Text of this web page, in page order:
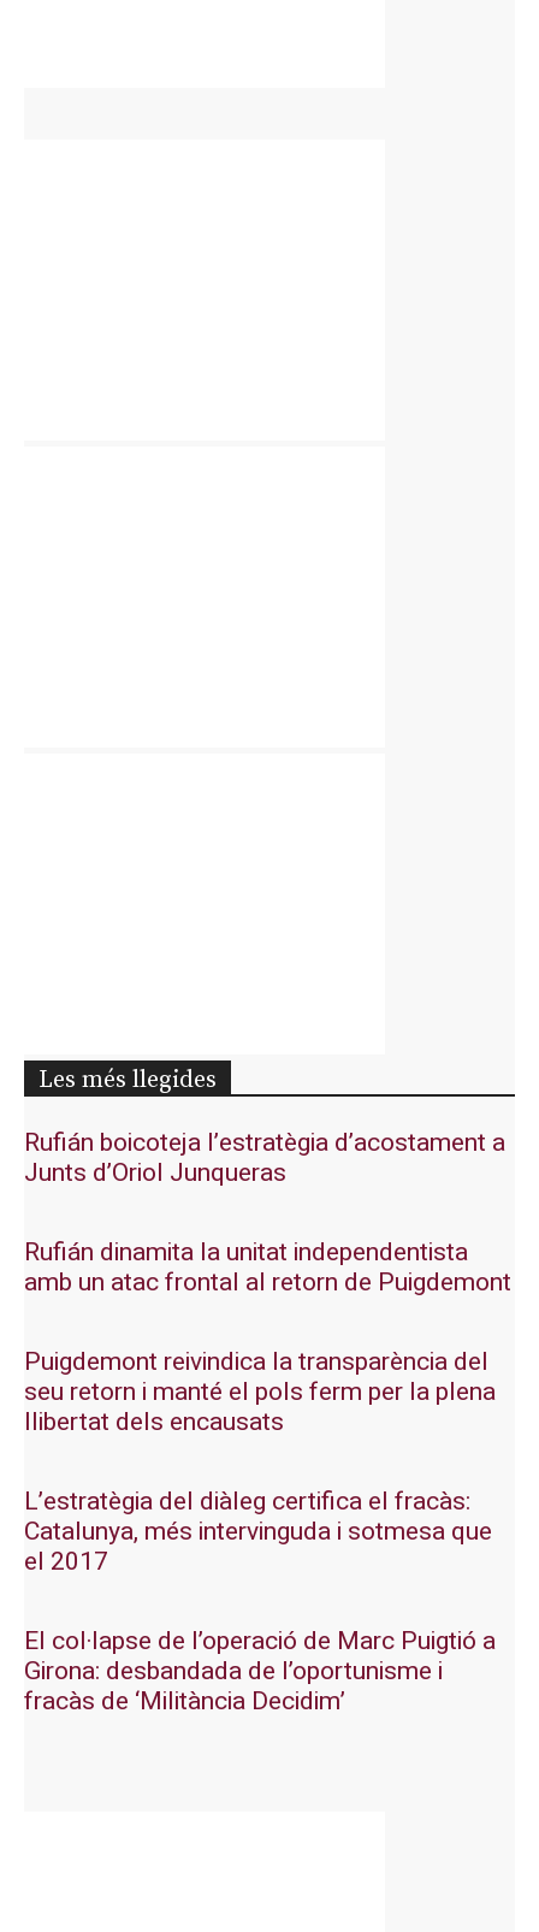
Les més llegides
Rufián boicoteja l’estratègia d’acostament a
Junts d’Oriol Junqueras
Rufián dinamita la unitat independentista
amb un atac frontal al retorn de Puigdemont
Puigdemont reivindica la transparència del
seu retorn i manté el pols ferm per la plena
llibertat dels encausats
L’estratègia del diàleg certifica el fracàs:
Catalunya, més intervinguda i sotmesa que
el 2017
El col·lapse de l’operació de Marc Puigtió a
Girona: desbandada de l’oportunisme i
fracàs de ‘Militància Decidim’